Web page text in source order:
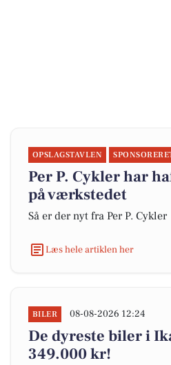
OPSLAGSTAVLEN
Per P. Cykler har
på værkstedet
Så er der nyt fra Per P. Cykler
Læs hele artiklen her
BILER 08-08-2026 12:24
De dyreste biler i
349.000 kr!